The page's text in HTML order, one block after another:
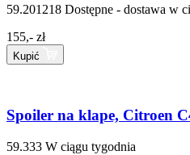
59.201218 Dostępne - dostawa w
155,- zł
Kupić
Spoiler na klape, Citroen
59.333 W ciągu tygodnia